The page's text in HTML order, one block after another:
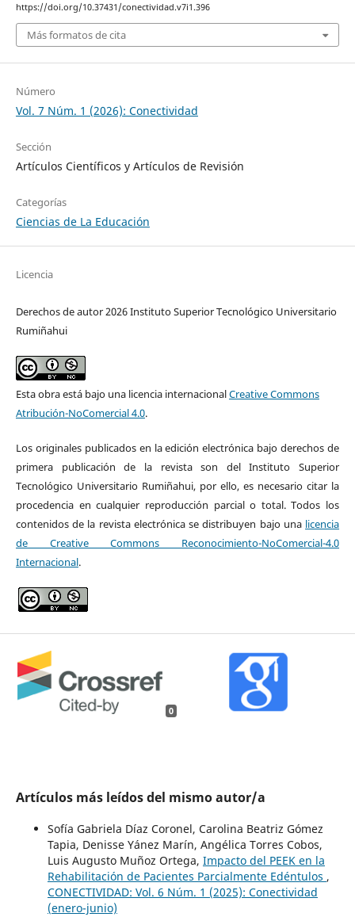
https://doi.org/10.37431/conectividad.v7i1.396
Más formatos de cita
Número
Vol. 7 Núm. 1 (2026): Conectividad
Sección
Artículos Científicos y Artículos de Revisión
Categorías
Ciencias de La Educación
Licencia
Derechos de autor 2026 Instituto Superior Tecnológico Universitario
Rumiñahui
Esta obra está bajo una licencia internacionalCreative Commons
Atribución-NoComercial 4.0.
Los originales publicados en la edición electrónica bajo derechos de
primera publicación de la revista son del Instituto Superior
Tecnológico Universitario Rumiñahui, por ello, es necesario citar la
procedencia en cualquier reproducción parcial o total. Todos los
contenidos de la revista electrónica se distribuyen bajo una licencia
de Creative Commons Reconocimiento-NoComercial-4.0
Internacional.
0
Artículos más leídos del mismo autor/a
Sofía Gabriela Díaz Coronel, Carolina Beatriz Gómez
Tapia, Denisse Yánez Marín, Angélica Torres Cobos,
Luis Augusto Muñoz Ortega, Impacto del PEEK en la
Rehabilitación de Pacientes Parcialmente Edéntulos ,
CONECTIVIDAD: Vol. 6 Núm. 1 (2025): Conectividad
(enero-junio)